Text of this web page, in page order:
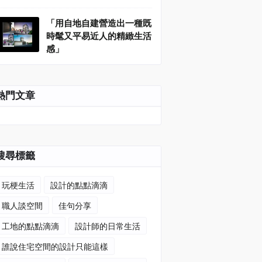
「用自地自建營造出一種既
時髦又平易近人的精緻生活
感」
門文章
尋標籤
玩梗生活
設計的點點滴滴
職人談空間
佳句分享
工地的點點滴滴
設計師的日常生活
誰說住宅空間的設計只能這樣